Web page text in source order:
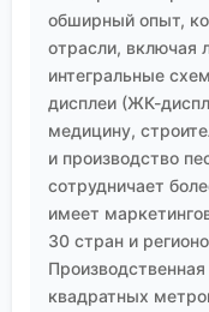
обширный опыт,
отрасли, включая
интегральные
дисплеи (ЖК-
медицину,
и производство
сотрудничает
имеет
30 стран и
квадратных